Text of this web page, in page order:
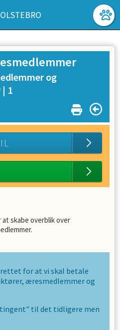
og
1
skabe overblik over
for at vi skal betale
æresmedlemmer og
til det tidligere men